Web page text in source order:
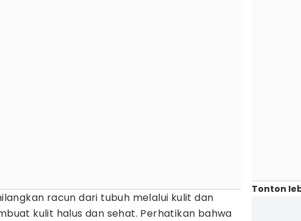
racun dari tubuh melalui kulit dan
kulit halus dan sehat. Perhatikan bahwa
Tonton